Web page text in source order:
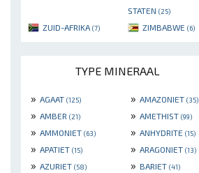
STATEN (25)
ZUID-AFRIKA (7) ZIMBABWE (6)
TYPE MINERAAL
» AGAAT (125) » AMAZONIET (35)
» AMBER (21) » AMETHIST (99)
» AMMONIET (63) » ANHYDRITE (15)
» APATIET (15) » ARAGONIET (13)
» AZURIET (58) » BARIET (41)